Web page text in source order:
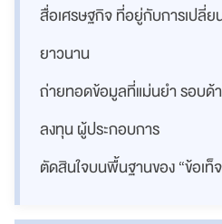
สื่อเศรษฐกิจ ที่อยู่กับการเปลี่ย
ยาวนาน
ถ่ายทอดข้อมูลที่แม่นยำ รอบด้
ลงทุน ผู้ประกอบการ
ตัดสินใจบนพื้นฐานของ “ข้อเท็จ